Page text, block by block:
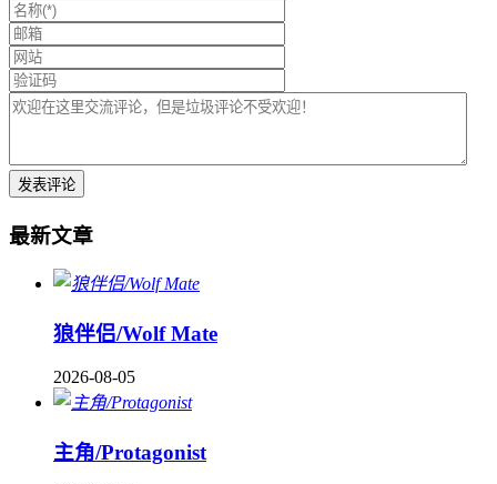
最新文章
狼伴侣/Wolf Mate
2026-08-05
主角/Protagonist